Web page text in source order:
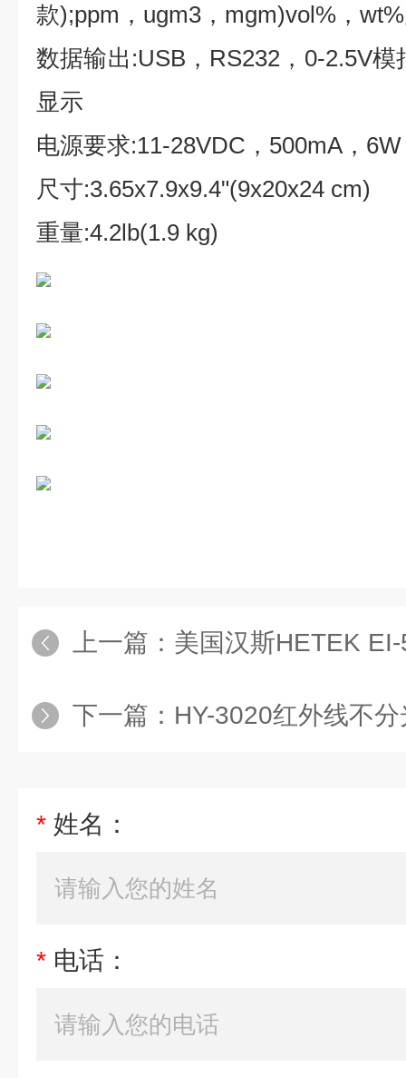
款);ppm，ugm3，mgm)vol%，
数据输出:USB，RS232，0-2.5V
显示
电源要求:11-28VDC，500mA，6W
尺寸:3.65x7.9x9.4"(9x20x24 cm)
重量:4.2lb(1.9 kg)
上一篇： 美国汉斯HETEK
下一篇： HY-3020红外线不分光
* 姓名：
* 电话：